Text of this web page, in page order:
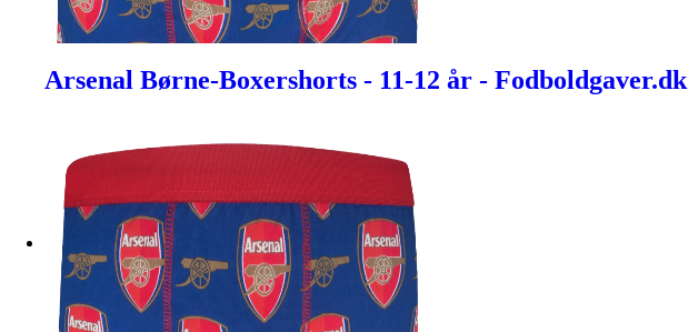
Arsenal Børne-Boxershorts - 11-12 år - Fodboldgaver.dk